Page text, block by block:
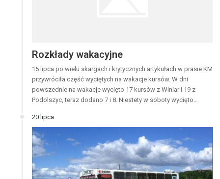
Rozkłady wakacyjne
15 lipca po wielu skargach i krytycznych artykułach w prasie KM
przywróciła część wyciętych na wakacje kursów. W dni
powszednie na wakacje wycięto 17 kursów z Winiar i 19 z
Podolszyc, teraz dodano 7 i 8. Niestety w soboty wycięto…
20 lipca